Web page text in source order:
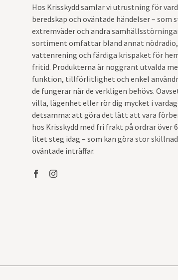
Hos Krisskydd samlar vi utrustning för
beredskap och oväntade händelser –
extremväder och andra
sortiment omfattar bland annat
vattenrening och färdiga krispaket för
fritid. Produkterna är noggrant utvalda
funktion, tillförlitlighet och enkel
de fungerar när de verkligen behövs.
villa, lägenhet eller rör dig mycket i
detsamma: att göra det lätt att vara
hos Krisskydd med fri frakt på ordrar över
litet steg idag – som kan göra stor
oväntade inträffar.